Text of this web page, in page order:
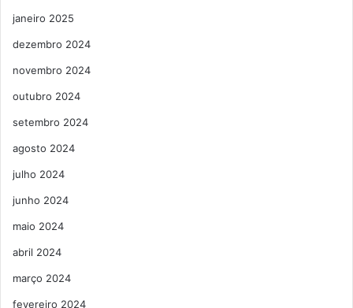
janeiro 2025
dezembro 2024
novembro 2024
outubro 2024
setembro 2024
agosto 2024
julho 2024
junho 2024
maio 2024
abril 2024
março 2024
fevereiro 2024